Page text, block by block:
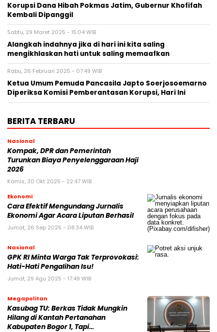
Korupsi Dana Hibah Pokmas Jatim, Gubernur Khofifah
Kembali Dipanggil
Sabtu, 29 Maret 2025 - 15:04 WIB
Alangkah indahnya jika di hari ini kita saling
mengikhlaskan hati untuk saling memaafkan
Rabu, 26 Februari 2025 - 07:49 WIB
Ketua Umum Pemuda Pancasila Japto Soerjosoemarno
Diperiksa Komisi Pemberantasan Korupsi, Hari Ini
BERITA TERBARU
Nasional
Kompak, DPR dan Pemerintah
Turunkan Biaya Penyelenggaraan Haji
2026
Kamis, 30 Okt 2025 - 22:47 WIB
Ekonomi
Cara Efektif Mengundang Jurnalis
Ekonomi Agar Acara Liputan Berhasil
Jumat, 26 Sep 2025 - 08:34 WIB
Nasional
GPK RI Minta Warga Tak Terprovokasi:
Hati-Hati Pengalihan Isu!
Jumat, 29 Agu 2025 - 17:49 WIB
Megapolitan
Kasubag TU: Berkas Tidak Mungkin
Hilang di Kantah Pertanahan
Kabupaten Bogor 1, Tapi…